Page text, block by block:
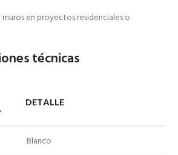
en proyectos residenciales o
técnicas
DETALLE
Blanco